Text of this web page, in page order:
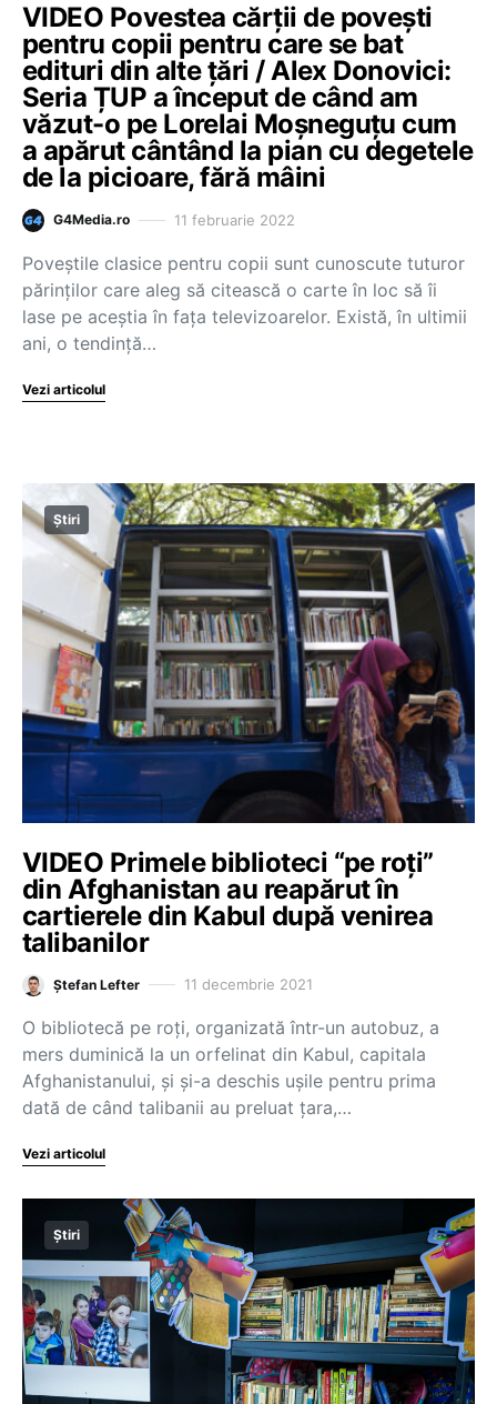
VIDEO Povestea cărții de povești
pentru copii pentru care se bat
edituri din alte țări / Alex Donovici:
Seria ȚUP a început de când am
văzut-o pe Lorelai Moșneguțu cum
a apărut cântând la pian cu degetele
de la picioare, fără mâini
G4Media.ro 11 februarie 2022
Poveștile clasice pentru copii sunt cunoscute tuturor
părinților care aleg să citească o carte în loc să îi
lase pe aceștia în fața televizoarelor. Există, în ultimii
ani, o tendință…
Vezi articolul
Știri
VIDEO Primele biblioteci “pe roți”
din Afghanistan au reapărut în
cartierele din Kabul după venirea
talibanilor
Ștefan Lefter 11 decembrie 2021
O bibliotecă pe roți, organizată într-un autobuz, a
mers duminică la un orfelinat din Kabul, capitala
Afghanistanului, și și-a deschis ușile pentru prima
dată de când talibanii au preluat țara,…
Vezi articolul
Știri